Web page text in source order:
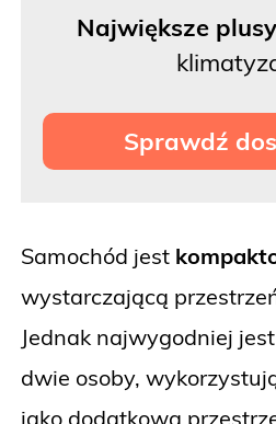
Największe
Sprawdź
Samochód jest
wystarczającą
Jednak najwygodniej
dwie osoby,
jako dodatkową